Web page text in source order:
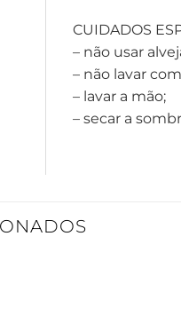
CUIDADOS
– não usar
– não lavar
– lavar a mão;
– secar a